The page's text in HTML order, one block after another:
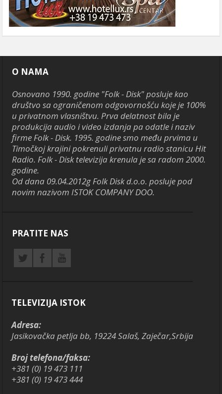
O NAMA
Osnovano 1990. godine "Folk - Disk" posluje kao
društvo sa ograničenom odgovornošću koje je 100%
u privatnom vlasništvu. Prva delatnost bila je
produkcija audio i video izdanja pa odatle i naziv
firme Folk - Disk. 1995. godine smo među prvima u
Timočkoj krajini pokrenuli privatnu radio stanicu Hit
Radio. Folk - Disk televizija krenula je sa radom 2000.
godine.
Od dana 09.04.2012g Folk Disk d.o.o. posluje pod
novim nazivom ISTOK COMPANY DOO.
PRATITE NAS
TELEVIZIJA ISTOK
Adresa:
Jasikovačka petlja bb, 19224 Salaš, Zaječar,Srbija
Broj telefona/faksa:
+381 (0) 19 473 111
+381 (0) 19 473 444